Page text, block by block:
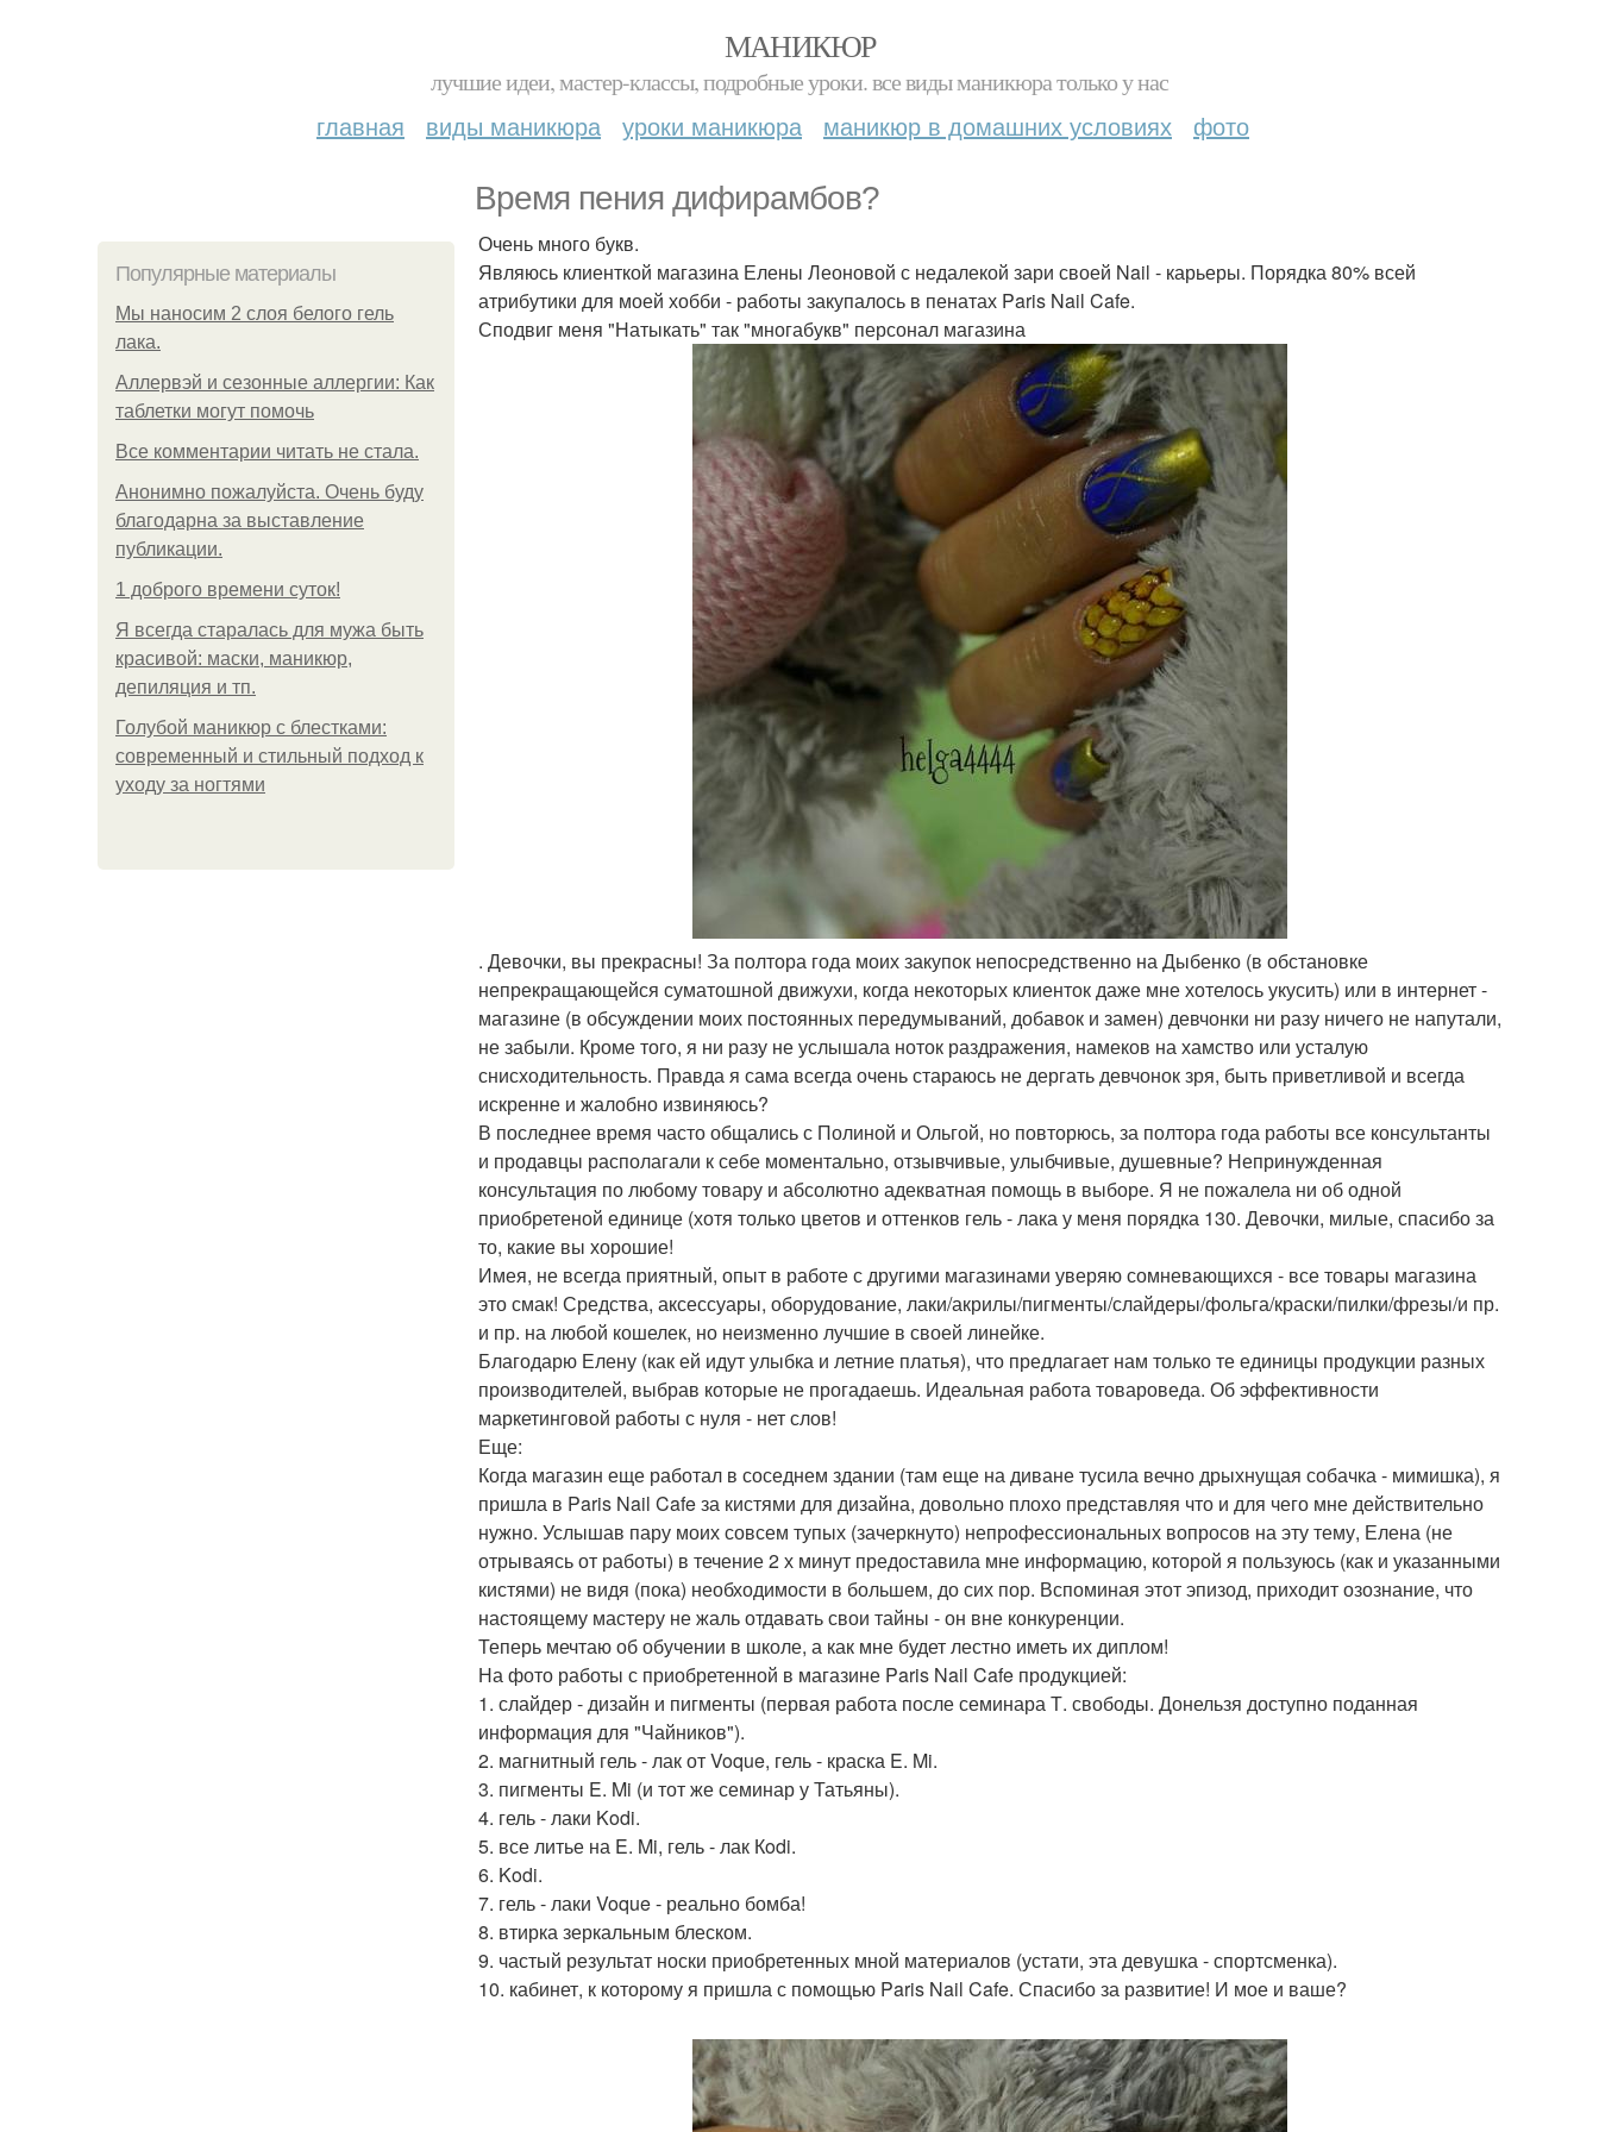
МАНИКЮР
лучшие идеи, мастер-классы, подробные уроки. все виды маникюра только у нас
главная виды маникюра уроки маникюра маникюр в домашних условиях фото
Время пения дифирамбов?
Популярные материалы
Мы наносим 2 слоя белого гель
лака.
Аллервэй и сезонные аллергии: Как
таблетки могут помочь
Все комментарии читать не стала.
Анонимно пожалуйста. Очень буду
благодарна за выставление
публикации.
1 доброго времени суток!
Я всегда старалась для мужа быть
красивой: маски, маникюр,
депиляция и тп.
Голубой маникюр с блестками:
современный и стильный подход к
уходу за ногтями
Очень много букв.
Являюсь клиенткой магазина Елены Леоновой с недалекой зари своей Nail - карьеры. Порядка 80% всей
атрибутики для моей хобби - работы закупалось в пенатах Paris Nail Cafe.
Сподвиг меня "Натыкать" так "многабукв" персонал магазина
. Девочки, вы прекрасны! За полтора года моих закупок непосредственно на Дыбенко (в обстановке
непрекращающейся суматошной движухи, когда некоторых клиенток даже мне хотелось укусить) или в интернет -
магазине (в обсуждении моих постоянных передумываний, добавок и замен) девчонки ни разу ничего не напутали,
не забыли. Кроме того, я ни разу не услышала ноток раздражения, намеков на хамство или усталую
снисходительность. Правда я сама всегда очень стараюсь не дергать девчонок зря, быть приветливой и всегда
искренне и жалобно извиняюсь?
В последнее время часто общались с Полиной и Ольгой, но повторюсь, за полтора года работы все консультанты
и продавцы располагали к себе моментально, отзывчивые, улыбчивые, душевные? Непринужденная
консультация по любому товару и абсолютно адекватная помощь в выборе. Я не пожалела ни об одной
приобретеной единице (хотя только цветов и оттенков гель - лака у меня порядка 130. Девочки, милые, спасибо за
то, какие вы хорошие!
Имея, не всегда приятный, опыт в работе с другими магазинами уверяю сомневающихся - все товары магазина
это смак! Средства, аксессуары, оборудование, лаки/акрилы/пигменты/слайдеры/фольга/краски/пилки/фрезы/и пр.
и пр. на любой кошелек, но неизменно лучшие в своей линейке.
Благодарю Елену (как ей идут улыбка и летние платья), что предлагает нам только те единицы продукции разных
производителей, выбрав которые не прогадаешь. Идеальная работа товароведа. Об эффективности
маркетинговой работы с нуля - нет слов!
Еще:
Когда магазин еще работал в соседнем здании (там еще на диване тусила вечно дрыхнущая собачка - мимишка), я
пришла в Paris Nail Cafe за кистями для дизайна, довольно плохо представляя что и для чего мне действительно
нужно. Услышав пару моих совсем тупых (зачеркнуто) непрофессиональных вопросов на эту тему, Елена (не
отрываясь от работы) в течение 2 х минут предоставила мне информацию, которой я пользуюсь (как и указанными
кистями) не видя (пока) необходимости в большем, до сих пор. Вспоминая этот эпизод, приходит озознание, что
настоящему мастеру не жаль отдавать свои тайны - он вне конкуренции.
Теперь мечтаю об обучении в школе, а как мне будет лестно иметь их диплом!
На фото работы с приобретенной в магазине Paris Nail Cafe продукцией:
1. слайдер - дизайн и пигменты (первая работа после семинара Т. свободы. Донельзя доступно поданная
информация для "Чайников").
2. магнитный гель - лак от Voque, гель - краска E. Mi.
3. пигменты E. Mi (и тот же семинар у Татьяны).
4. гель - лаки Kodi.
5. все литье на E. Mi, гель - лак Кodi.
6. Kodi.
7. гель - лаки Voque - реально бомба!
8. втирка зеркальным блеском.
9. частый результат носки приобретенных мной материалов (устати, эта девушка - спортсменка).
10. кабинет, к которому я пришла с помощью Paris Nail Cafe. Спасибо за развитие! И мое и ваше?